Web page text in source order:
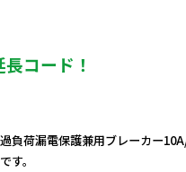
コード！
過負荷漏電保護兼用ブレーカー
です。